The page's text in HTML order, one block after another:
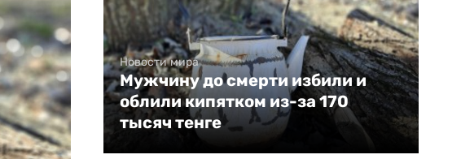
Новости мира
Мужчину до смерти избили и
облили кипятком из-за 170
тысяч тенге